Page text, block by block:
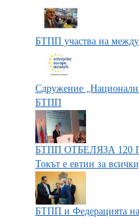
БТПП участва на
Сдружение
БТПП
БТПП ОТБЕЛЯЗА
Токът е евтин за
БТПП и Федерацията на